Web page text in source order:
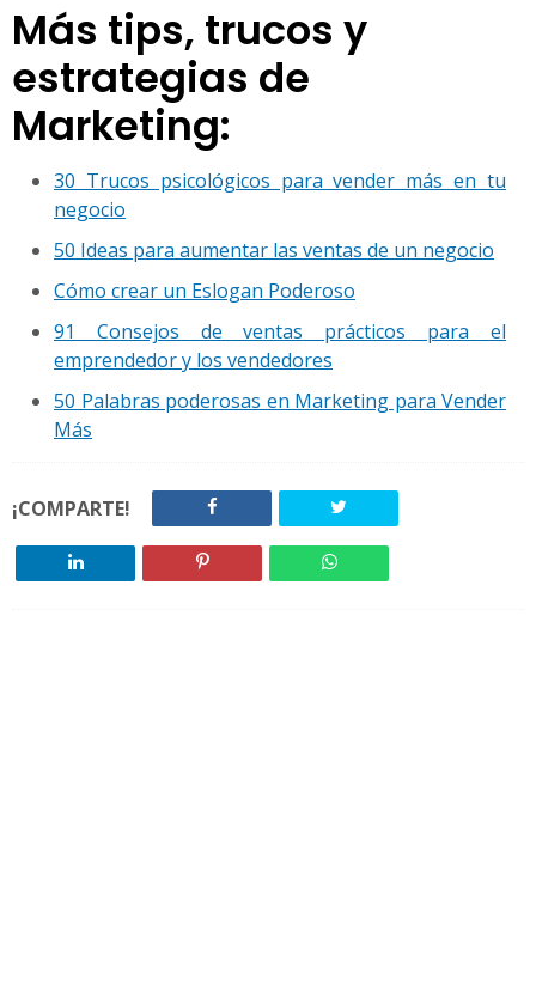
Más tips, trucos y
estrategias de
Marketing:
30 Trucos psicológicos para vender más en tu
negocio
50 Ideas para aumentar las ventas de un negocio
Cómo crear un Eslogan Poderoso
91 Consejos de ventas prácticos para el
emprendedor y los vendedores
50 Palabras poderosas en Marketing para Vender
Más
¡COMPARTE!